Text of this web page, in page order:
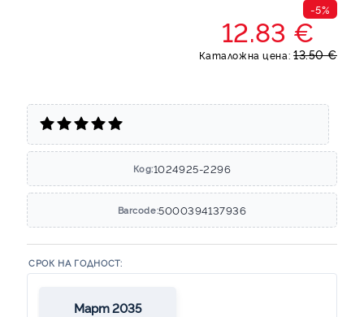
-5%
12.83 €
Каталожна цена: 13.50 €
Код:1024925-2296
Barcode:5000394137936
СРОК НА ГОДНОСТ:
Март 2035